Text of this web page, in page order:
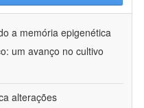
a memória epigenética
um avanço no cultivo
alterações